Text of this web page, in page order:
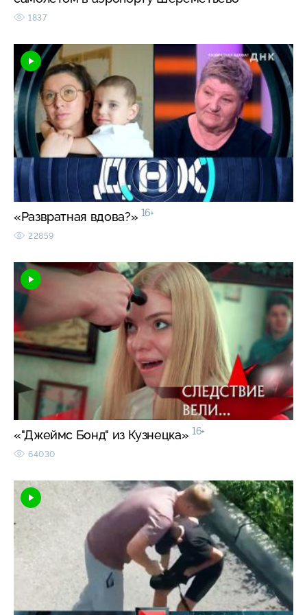
1837
«Развратная вдова?» 16+
22859
«"Джеймс Бонд" из Кузнецка» 16+
64030